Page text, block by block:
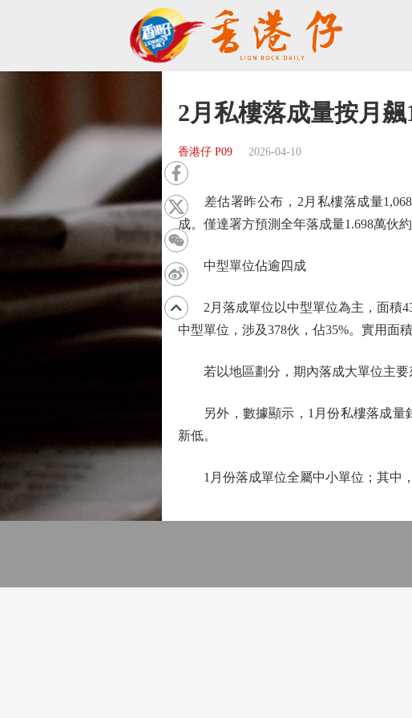
2月私樓落成量按月飆
香港仔 P09 2026-04-10
差估署昨公布，2月私樓落成量1,068
成。僅達署方預測全年落成量1.698萬伙約
中型單位佔逾四成
2月落成單位以中型單位為主，面積431
中型單位，涉及378伙，佔35%。實用面
若以地區劃分，期內落成大單位主要
另外，數據顯示，1月份私樓落成量錄
新低。
1月份落成單位全屬中小單位；其中，